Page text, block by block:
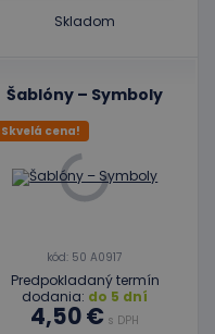
Skladom
Šablóny – Symboly
Skvelá cena!
kód: 50 A0917
Predpokladaný termín
dodania: do 5 dní
4,50 € s DPH